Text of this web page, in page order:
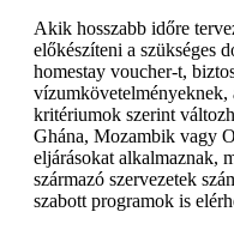
Akik hosszabb időre
előkészíteni a szükséges
homestay voucher-t,
kritériumok szerint
Ghána, Mozambik vagy
eljárásokat alkalmaznak,
származó szervezetek
szabott programok is